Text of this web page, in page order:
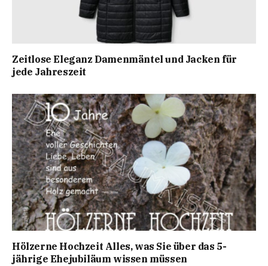
Zeitlose Eleganz Damenmäntel und Jacken für
jede Jahreszeit
Hölzerne Hochzeit Alles, was Sie über das 5-
jährige Ehejubiläum wissen müssen